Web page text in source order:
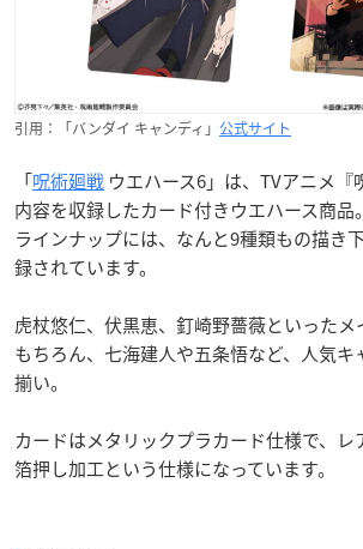
引用：「バンダイ キャンディ」 公式サイト
「呪術廻戦 ウエハース6」は、TVアニメ『
内容を収録したカード付きウエハース商品
ラインナップには、なんと9種類もの描き
録されています。
虎杖悠仁、伏黒恵、釘崎野薔薇といったメ
もちろん、七海建人や五条悟など、人気キ
揃い。
カードはメタリックプラカード仕様で、レ
箔押し加工という仕様になっています。